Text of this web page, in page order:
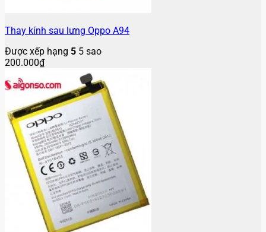
Thay kính sau lưng Oppo A94
Được xếp hạng 5 5 sao
200.000₫